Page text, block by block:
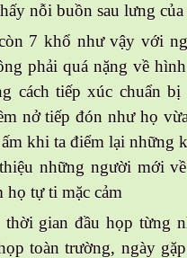
nỗi buồn sau lưng của
7 khổ như vậy với
phải quá nặng về
cách tiếp xúc chuẩn bị
nở tiếp đón như họ
khi ta điểm lại những
những người mới
họ tự ti mặc cảm
gian đầu họp từng
toàn trường, ngày